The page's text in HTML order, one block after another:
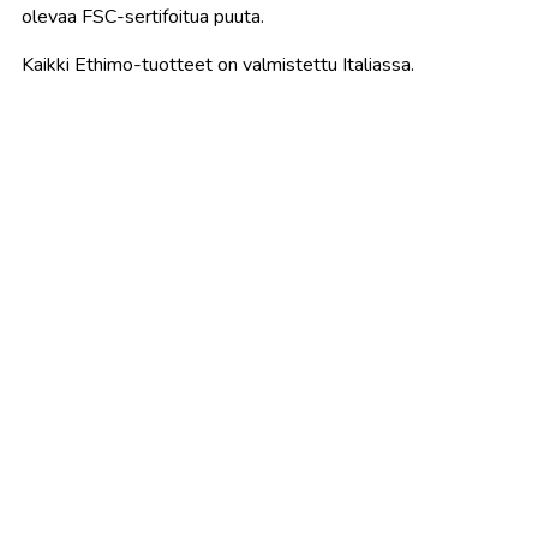
olevaa FSC-sertifoitua puuta.
Kaikki Ethimo-tuotteeton valmistettu Italiassa.